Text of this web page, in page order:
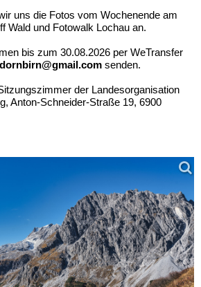
uns die Fotos vom Wochenende am
Wald und Fotowalk Lochau an.
bis zum 30.08.2026 per WeTransfer
senden.
der Landesorganisation
Anton-Schneider-Straße 19, 6900